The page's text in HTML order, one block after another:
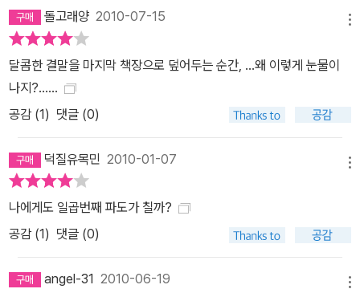
하는 그들의 대화와, (가상현실 그리고 현실에서의) 만남과 헤어짐을
따라가다보면, 이 커플의 미래가 어떻게 될지 도무지 짐작할 수 없다.
화는 마지막에서야 깜짝 반전이 드러나며 행복한 결말을 예감케 한
다. 두근거리는 마음으로 책장을 덮고 나면, 저 바깥 어딘가에도 이런
사랑이 있지 않을까 기대하게 될지 모른다. 현대인의 소통 가능성과
힘 덕분일 터이다. ▶ 해외 언론 서평 황홀하고 강렬하다!_프랑크푸르
터 알게마이네 차이퉁 어떤 평가도 필요 없다. 전작만큼 아름답다. 그
것이면 충분하다._프라우TV ▶ 이 책에 쏟아진 독자들의 찬사 ▣ 애
타게 기다려온 후속작이다. 역시나 유머가 넘치며 재치 있는 이 책을
읽는 내내 입가에서 미소가 떠나지 않았다. ▣ 새벽 세시, 바람이 부
나요?』를 읽었다면, 당연히 읽어야 할 책 ▣ 누구나 한번쯤 에미와
돌고래양 2010-07-15
달콤한 결말을 마지막 책장으로 덮어두는 순간, ...왜 이렇게 눈물이
나지?......
공감 (1) 댓글 (0)
덕질유목민 2010-01-07
나에게도 일곱번째 파도가 칠까?
공감 (1) 댓글 (0)
angel-31 2010-06-19